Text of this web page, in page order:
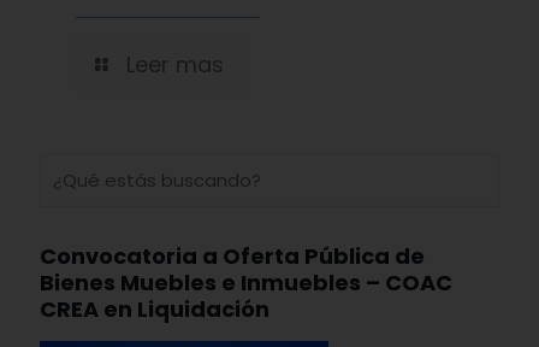
Leer mas
Convocatoria a Oferta Pública de
Bienes Muebles e Inmuebles – COAC
CREA en Liquidación